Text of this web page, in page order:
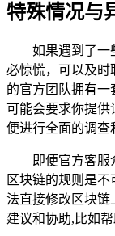
特殊情况与
如果遇到了一
必惊慌，可以及
的官方团队拥有一
可能会要求你提供
便进行全面的调查
即便官方客服
区块链的规则是
法直接修改区块链
建议和协助,比如